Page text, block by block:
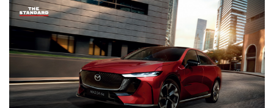
กัน
เพราะความสวยจะไม่มีวันยั่งยืนได้ หากไร้เครือข่ายแห่ง
ความรู้ ความไว้วางใจ และความร่วมมือ
และนี่คือสิ่งที่เมิร์ซ เอสเธติกส์มุ่งมั่นสร้าง Aesthetic
Community ชุมชนแห่งความงามที่เติบโตไปด้วยกันอย่าง
ปลอดภัยและมั่นคง